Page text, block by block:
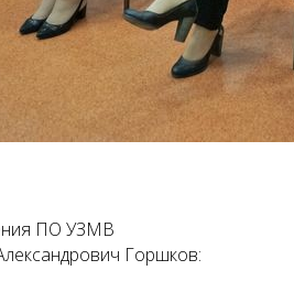
ПО УЗМВ
Горшков: